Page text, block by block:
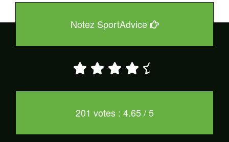
Notez SportAdvice
201 votes : 4.65 / 5